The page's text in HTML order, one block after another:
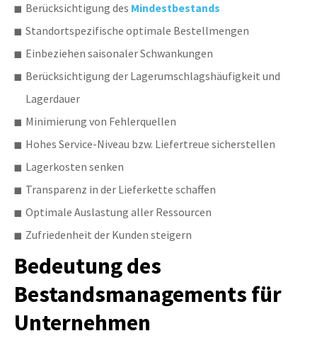
Berücksichtigung des Mindestbestands
Standortspezifische optimale Bestellmengen
Einbeziehen saisonaler Schwankungen
Berücksichtigung der Lagerumschlagshäufigkeit und
Lagerdauer
Minimierung von Fehlerquellen
Hohes Service-Niveau bzw. Liefertreue sicherstellen
Lagerkosten senken
Transparenz in der Lieferkette schaffen
Optimale Auslastung aller Ressourcen
Zufriedenheit der Kunden steigern
Bedeutung des
Bestandsmanagements für
Unternehmen